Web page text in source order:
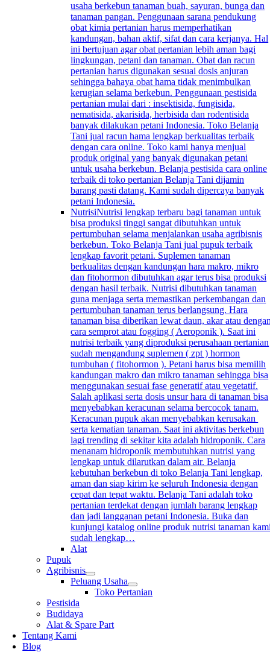
usaha berkebun tanaman buah, sayuran, bunga dan
tanaman pangan. Penggunaan sarana pendukung
obat kimia pertanian harus memperhatikan
kandungan, bahan aktif, sifat dan cara kerjanya. Hal
ini bertujuan agar obat pertanian lebih aman bagi
lingkungan, petani dan tanaman. Obat dan racun
pertanian harus digunakan sesuai dosis anjuran
sehingga bahaya obat hama tidak menimbulkan
kerugian selama berkebun. Penggunaan pestisida
pertanian mulai dari : insektisida, fungisida,
nematisida, akarisida, herbisida dan rodentisida
banyak dilakukan petani Indonesia. Toko Belanja
Tani jual racun hama lengkap berkualitas terbaik
dengan cara online. Toko kami hanya menjual
produk original yang banyak digunakan petani
untuk usaha berkebun. Belanja pestisida cara online
terbaik di toko pertanian Belanja Tani dijamin
barang pasti datang. Kami sudah dipercaya banyak
petani Indonesia.
NutrisiNutrisi lengkap terbaru bagi tanaman untuk
bisa produksi tinggi sangat dibutuhkan untuk
pertumbuhan selama menjalankan usaha agribisnis
berkebun. Toko Belanja Tani jual pupuk terbaik
lengkap favorit petani. Suplemen tanaman
berkualitas dengan kandungan hara makro, mikro
dan fitohormon dibutuhkan agar terus bisa produksi
dengan hasil terbaik. Nutrisi dibutuhkan tanaman
guna menjaga serta memastikan perkembangan dan
pertumbuhan tanaman terus berlangsung. Hara
tanaman bisa diberikan lewat daun, akar atau
cara semprot atau fogging ( Aeroponik ). Saat ini
nutrisi terbaik yang diproduksi perusahaan pertanian
sudah mengandung suplemen ( zpt ) hormon
tumbuhan ( fitohormon ). Petani harus bisa memilih
kandungan makro dan mikro tanaman sehingga bisa
menggunakan sesuai fase generatif atau vegetatif.
Salah aplikasi serta dosis unsur hara di tanaman bisa
menyebabkan keracunan selama bercocok tanam.
Keracunan pupuk akan menyebabkan kerusakan
serta kematian tanaman. Saat ini aktivitas berkebun
lagi trending di sekitar kita adalah hidroponik. Cara
menanam hidroponik membutuhkan nutrisi yang
lengkap untuk dilarutkan dalam air. Belanja
kebutuhan berkebun di toko Belanja Tani lengkap,
aman dan siap kirim ke seluruh Indonesia dengan
cepat dan tepat waktu. Belanja Tani adalah toko
pertanian terdekat dengan jumlah barang lengkap
dan jadi langganan petani Indonesia. Buka dan
kunjungi katalog online produk nutrisi tanaman
sudah lengkap…
Alat
Pupuk
Agribisnis
Peluang Usaha
Toko Pertanian
Pestisida
Budidaya
Alat & Spare Part
Tentang Kami
Blog